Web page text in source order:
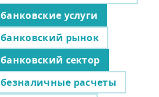
банковские услуги
банковский рынок
банковский сектор
безналичные расчеты